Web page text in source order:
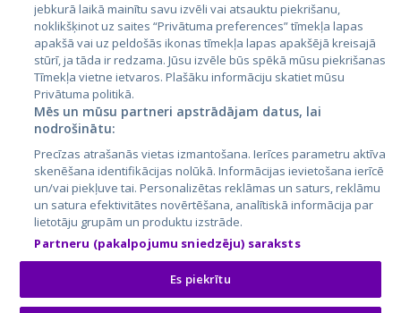
City24.lv
City24.ee
GetaPro.lv
GetaPro.ee
Skelbiu.lt
Autoplius.lt
Aruodas.lt
Kainos.lt
Paslaugos.lt
auto24.ee
KV.ee
Osta.ee
KuldneBörs.ee
jebkurā laikā mainītu savu izvēli vai atsauktu piekrišanu,
noklikšķinot uz saites “Privātuma preferences” tīmekļa lapas
apakšā vai uz peldošās ikonas tīmekļa lapas apakšējā kreisajā
stūrī, ja tāda ir redzama. Jūsu izvēle būs spēkā mūsu piekrišanas
Tīmekļa vietne ietvaros. Plašāku informāciju skatiet mūsu
Privātuma politikā.
Mēs un mūsu partneri apstrādājam datus, lai
nodrošinātu:
Precīzas atrašanās vietas izmantošana. Ierīces parametru aktīva
skenēšana identifikācijas nolūkā. Informācijas ievietošana ierīcē
un/vai piekļuve tai. Personalizētas reklāmas un saturs, reklāmu
un satura efektivitātes novērtēšana, analītiskā informācija par
lietotāju grupām un produktu izstrāde.
Partneru (pakalpojumu sniedzēju) saraksts
Es piekrītu